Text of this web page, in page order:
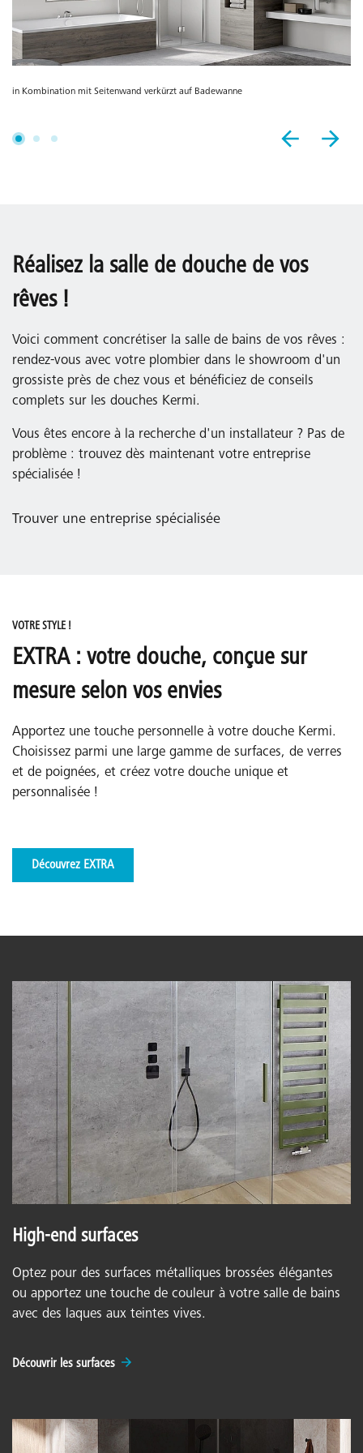
in Kombination mit Seitenwand verkürzt auf Badewanne
Réalisez la salle de douche de vos
rêves !
Voici comment concrétiser la salle de bains de vos rêves :
rendez-vous avec votre plombier dans le showroom d'un
grossiste près de chez vous et bénéficiez de conseils
complets sur les douches Kermi.
Vous êtes encore à la recherche d'un installateur ? Pas de
problème : trouvez dès maintenant votre entreprise
spécialisée !
Trouver une entreprise spécialisée
VOTRE STYLE !
EXTRA : votre douche, conçue sur
mesure selon vos envies
Apportez une touche personnelle à votre douche Kermi.
Choisissez parmi une large gamme de surfaces, de verres
et de poignées, et créez votre douche unique et
personnalisée !
Découvrez EXTRA
High-end surfaces
Optez pour des surfaces métalliques brossées élégantes
ou apportez une touche de couleur à votre salle de bains
avec des laques aux teintes vives.
Découvrir les surfaces